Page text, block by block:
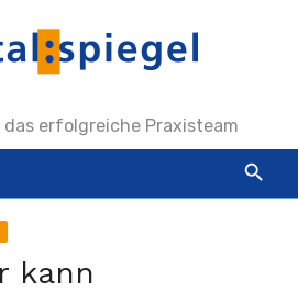
das erfolgreiche Praxisteam
kann